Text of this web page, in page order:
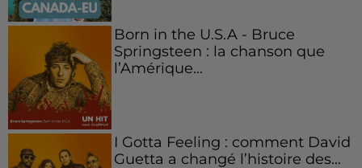
Born in the U.S.A - Bruce
Springsteen : la chanson que
l’Amérique...
I Gotta Feeling : comment David
Guetta a changé l’histoire des...